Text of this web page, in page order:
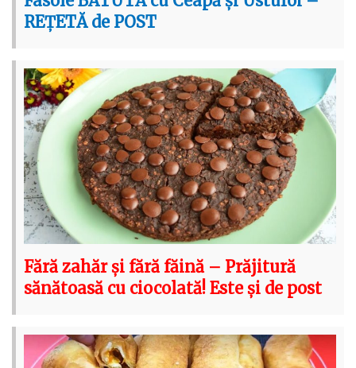
REȚETĂ de POST
Fără zahăr și fără făină – Prăjitură
sănătoasă cu ciocolată! Este și de post